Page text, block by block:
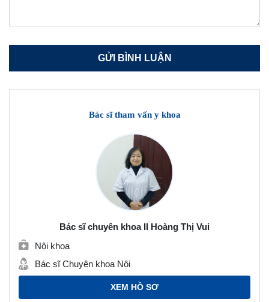
Bác sĩ tham vấn y khoa
Bác sĩ chuyên khoa II Hoàng Thị Vui
Nội khoa
Bác sĩ Chuyên khoa Nội
XEM HỒ SƠ